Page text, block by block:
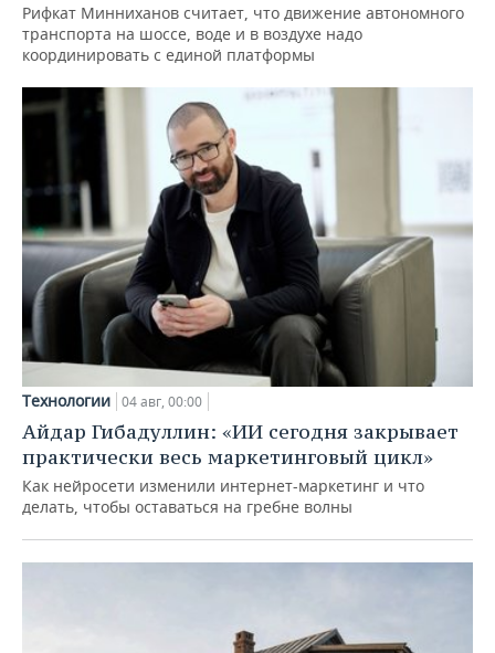
Рифкат Минниханов считает, что движение автономного
транспорта на шоссе, воде и в воздухе надо
координировать с единой платформы
Технологии 04 авг, 00:00
Айдар Гибадуллин: «ИИ сегодня закрывает
практически весь маркетинговый цикл»
Как нейросети изменили интернет-маркетинг и что
делать, чтобы оставаться на гребне волны